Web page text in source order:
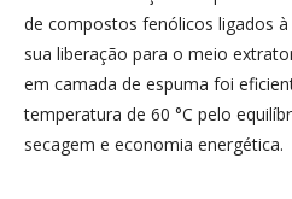
de compostos fenólicos ligados
sua liberação para o meio
em camada de espuma foi
temperatura de 60 °C pelo
secagem e economia energética.